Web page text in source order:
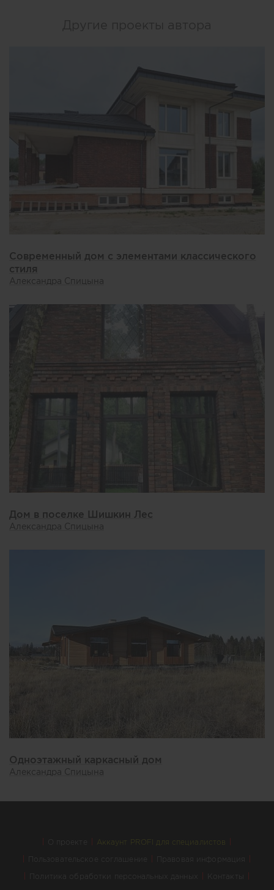
Современный дом с элементами классического
стиля
Александра Спицына
Дом в поселке Шишкин Лес
Александра Спицына
Одноэтажный каркасный дом
Александра Спицына
О проекте Аккаунт PROFI для специалистов
Пользовательское соглашение Правовая информация
Политика обработки персональных данных Контакты